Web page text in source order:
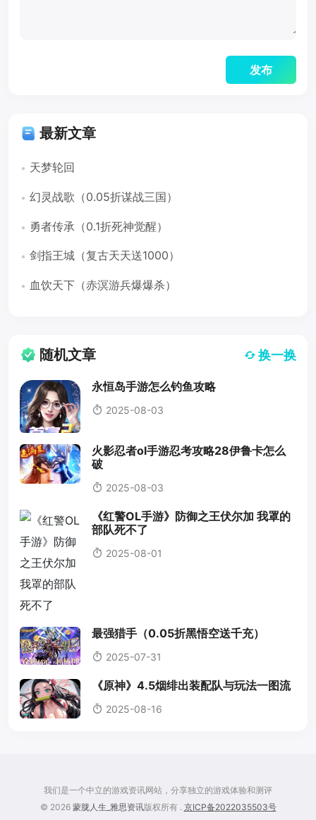
最新文章
天梦轮回
幻灵战歌（0.05折谋战三国）
勇者传承（0.1折死神觉醒）
剑指王城（复古天天送1000）
血饮天下（赤溟游兵爆爆杀）
随机文章 换一换
永恒岛手游怎么钓鱼攻略
2025-08-03
火影忍者ol手游忍考攻略28伊鲁卡怎么
破
2025-08-03
《红警OL手游》防御之王伏尔加 我罩的
部队死不了
2025-08-01
最强猎手（0.05折黑悟空送千充）
2025-07-31
《原神》4.5烟绯出装配队与玩法一图流
2025-08-16
© 2026 蒙胧人生_雅思资讯版权所有 . 京ICP备2022035503号
我们是一个中立的游戏资讯网站，分享独立的游戏体验和测评